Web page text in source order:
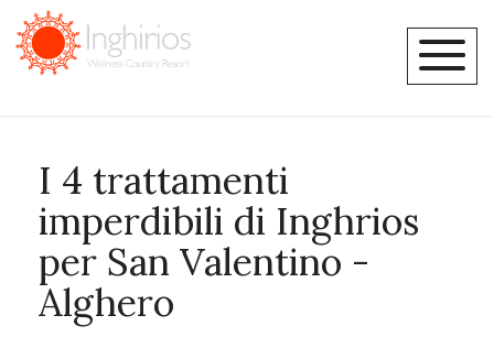
I 4 trattamenti
imperdibili di Inghrios
per San Valentino -
Alghero